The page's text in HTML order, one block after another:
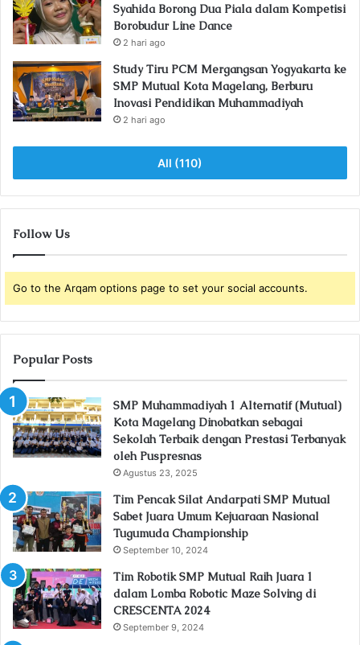
Syahida Borong Dua Piala dalam Kompetisi
Borobudur Line Dance
2 hari ago
Study Tiru PCM Mergangsan Yogyakarta ke
SMP Mutual Kota Magelang, Berburu
Inovasi Pendidikan Muhammadiyah
2 hari ago
All (110)
Follow Us
Go to the Arqam options page to set your social accounts.
Popular Posts
SMP Muhammadiyah 1 Alternatif (Mutual)
Kota Magelang Dinobatkan sebagai
Sekolah Terbaik dengan Prestasi Terbanyak
oleh Puspresnas
Agustus 23, 2025
Tim Pencak Silat Andarpati SMP Mutual
Sabet Juara Umum Kejuaraan Nasional
Tugumuda Championship
September 10, 2024
Tim Robotik SMP Mutual Raih Juara 1
dalam Lomba Robotic Maze Solving di
CRESCENTA 2024
September 9, 2024